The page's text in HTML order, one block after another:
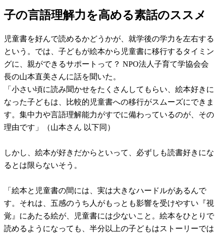
子の言語理解力を高める素話のススメ
児童書を好んで読めるかどうかが、就学後の学力を左右する
という。では、子どもが絵本から児童書に移行するタイミン
グに、親ができるサポートって？ NPO法人子育て学協会会
長の山本直美さんに話を聞いた。
「小さい頃に読み聞かせをたくさんしてもらい、絵本好きに
なった子どもは、比較的児童書への移行がスムーズにできま
す。集中力や言語理解能力がすでに備わっているのが、その
理由です」（山本さん 以下同）
しかし、絵本が好きだからといって、必ずしも読書好きにな
るとは限らないそう。
「絵本と児童書の間には、実は大きなハードルがあるんで
す。それは、五感のうち人がもっとも影響を受けやすい『視
覚』にあたる絵が、児童書には少ないこと。絵本をひとりで
読めるようになっても、半分以上の子どもはストーリーでは